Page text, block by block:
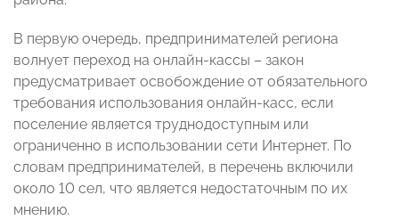
В первую очередь, предпринимателей региона
волнует переход на онлайн-кассы – закон
предусматривает освобождение от обязательного
требования использования онлайн-касс, если
поселение является труднодоступным или
ограниченно в использовании сети Интернет. По
словам предпринимателей, в перечень включили
около 10 сел, что является недостаточным по их
мнению.